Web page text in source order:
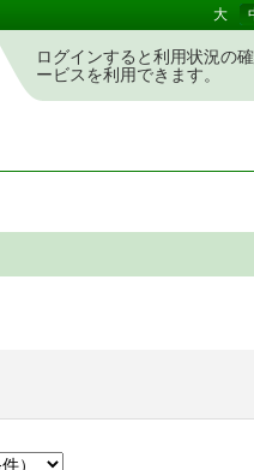
大
ログインすると利用状況の
ービスを利用できます。